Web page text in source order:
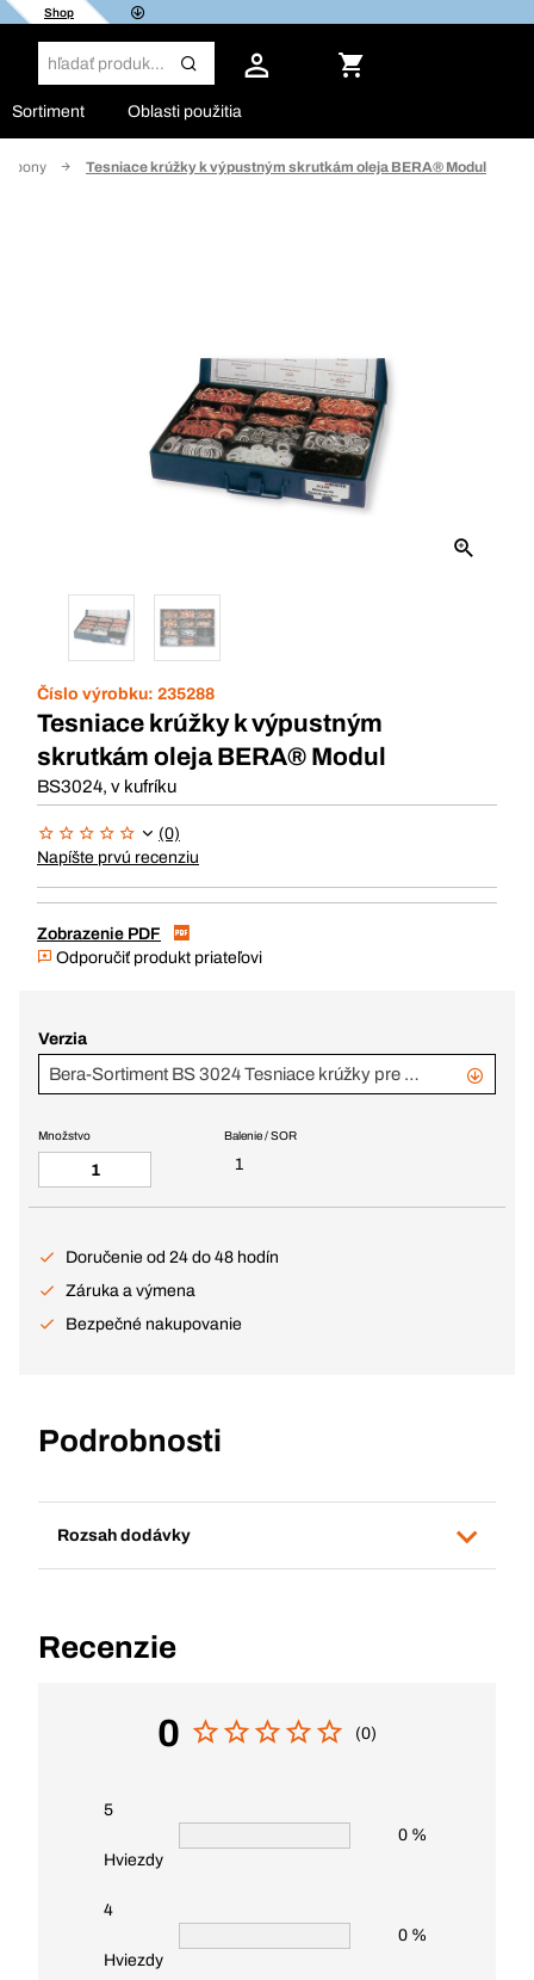
Shop
Sortiment Oblasti použitia
spony Tesniace krúžky k výpustným skrutkám oleja BERA® Modul
Číslo výrobku: 235288
Tesniace krúžky k výpustným
skrutkám oleja BERA® Modul
BS3024, v kufríku
(0)
Napíšte prvú recenziu
Zobrazenie PDF
Odporučiť produkt priateľovi
Verzia
Bera-Sortiment BS 3024 Tesniace krúžky pre skrutky na vypúšťanie oleja
Balenie / SOR
1
Množstvo
Doručenie od 24 do 48 hodín
Záruka a výmena
Bezpečné nakupovanie
Podrobnosti
Rozsah dodávky
Recenzie
0 (0)
5
Hviezdy
0 %
4
Hviezdy
0 %